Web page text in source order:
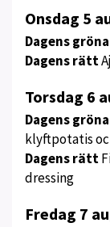
Onsdag 5
Dagens gröna
Dagens rätt
Torsdag 6
Dagens gröna
klyftpotatis
Dagens rätt
dressing
Fredag 7